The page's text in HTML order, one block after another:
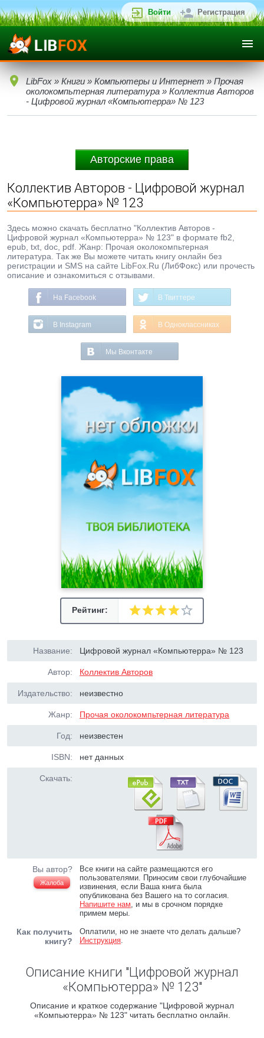
Войти Регистрация
LibFox » Книги » Компьютеры и Интернет » Прочая
околокомпьтерная литература » Коллектив Авторов
- Цифровой журнал «Компьютерра» № 123
Авторские права
Коллектив Авторов - Цифровой журнал
«Компьютерра» № 123
Здесь можно скачать бесплатно "Коллектив Авторов -
Цифровой журнал «Компьютерра» № 123" в формате fb2,
epub, txt, doc, pdf. Жанр: Прочая околокомпьтерная
литература. Так же Вы можете читать книгу онлайн без
регистрации и SMS на сайте LibFox.Ru (ЛибФокс) или прочесть
описание и ознакомиться с отзывами.
На Facebook В Твиттере
В Instagram В Одноклассниках
Мы Вконтакте
Рейтинг:
Название: Цифровой журнал «Компьютерра» № 123
Автор: Коллектив Авторов
Издательство: неизвестно
Жанр: Прочая околокомпьтерная литература
Год: неизвестен
ISBN: нет данных
Скачать:
Вы автор?
Жалоба
Все книги на сайте размещаются его
пользователями. Приносим свои глубочайшие
извинения, если Ваша книга была
опубликована без Вашего на то согласия.
Напишите нам, и мы в срочном порядке
примем меры.
Как получить
книгу?
Оплатили, но не знаете что делать дальше?
Инструкция.
Описание книги "Цифровой журнал
«Компьютерра» № 123"
Описание и краткое содержание "Цифровой журнал
«Компьютерра» № 123" читать бесплатно онлайн.